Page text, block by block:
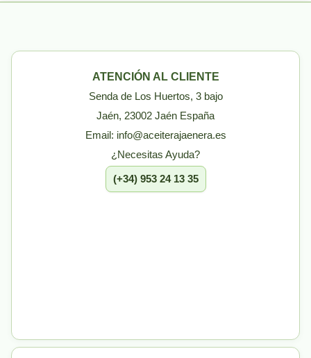
ATENCIÓN AL CLIENTE
Senda de Los Huertos, 3 bajo
Jaén, 23002 Jaén España
Email: info@aceiterajaenera.es
¿Necesitas Ayuda?
(+34) 953 24 13 35